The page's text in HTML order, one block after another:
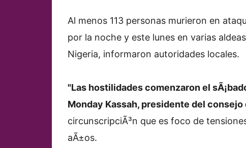
Al menos 113 personas murieron en
por la noche y este lunes en varias
Nigeria, informaron autoridades locales.
"Las hostilidades comenzaron el
Monday Kassah, presidente del
circunscripciÃ³n que es foco de
aÃ±os.